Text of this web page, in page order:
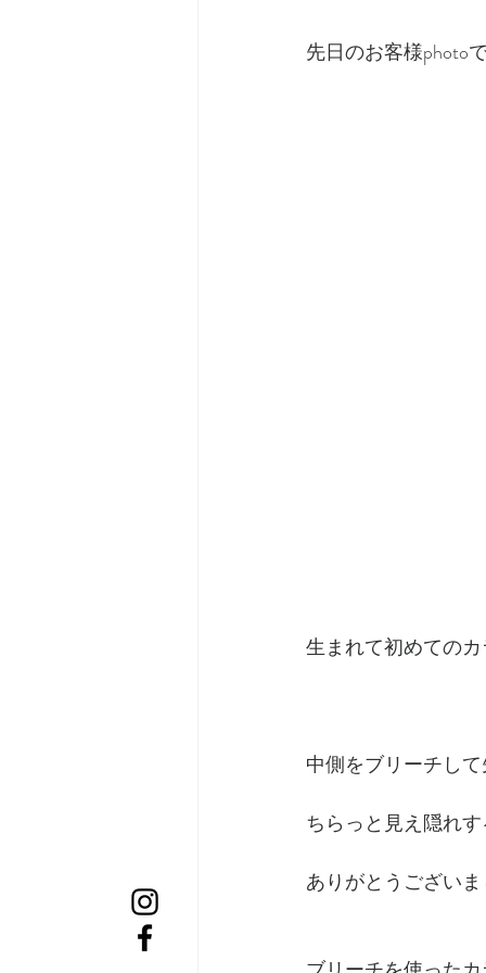
先日のお客様photo
生まれて初めての
中側をブリーチし
ちらっと見え隠れ
ありがとうござい